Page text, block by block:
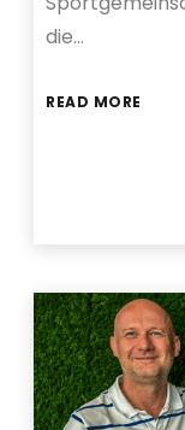
die…
READ MORE